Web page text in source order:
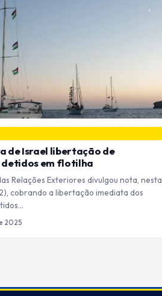
de Israel libertação de
detidos em flotilha
Relações Exteriores divulgou nota, nesta
cobrando a libertação imediata dos
2025